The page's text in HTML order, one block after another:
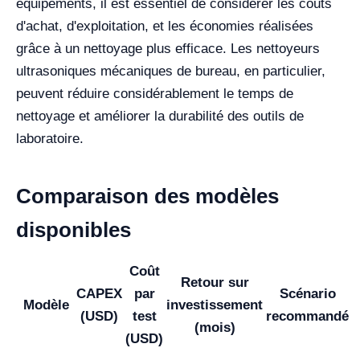
équipements, il est essentiel de considérer les coûts
d'achat, d'exploitation, et les économies réalisées
grâce à un nettoyage plus efficace. Les nettoyeurs
ultrasoniques mécaniques de bureau, en particulier,
peuvent réduire considérablement le temps de
nettoyage et améliorer la durabilité des outils de
laboratoire.
Comparaison des modèles
disponibles
Modèle
CAPEX
(USD)
Coût
par
test
(USD)
Retour sur
investissement
(mois)
Scénario
recommandé